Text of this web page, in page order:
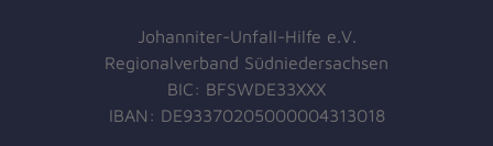
Johanniter-Unfall-Hilfe e.V.
Regionalverband Südniedersachsen
BIC: BFSWDE33XXX
IBAN: DE93370205000004313018